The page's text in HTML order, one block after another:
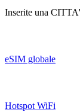
Inserite una CITTA'
eSIM globale
Hotspot WiFi